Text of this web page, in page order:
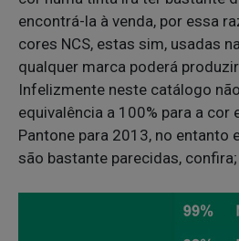
encontrá-la à venda, por essa
cores NCS, estas sim, usadas
qualquer marca poderá
Infelizmente neste catálogo
equivalência a 100% para a cor
Pantone para 2013, no entanto
são bastante parecidas, confira;